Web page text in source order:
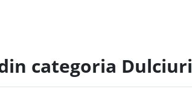
categoria Dulciuri